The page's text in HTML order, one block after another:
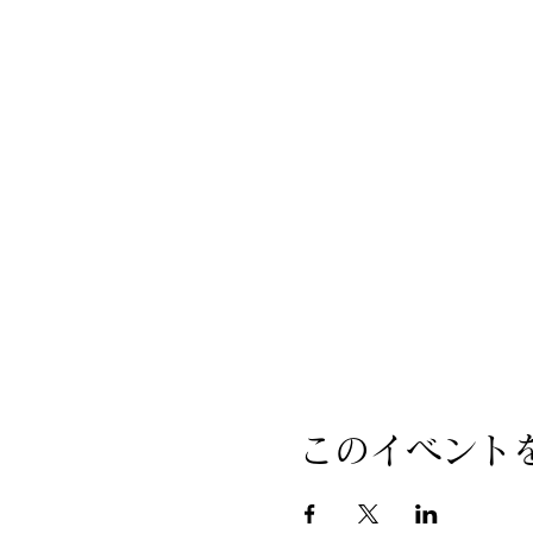
このイベント